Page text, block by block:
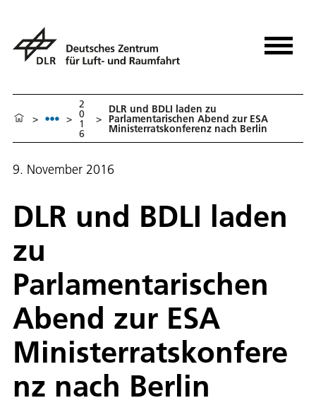
> >
2
0
1
6
>
DLR und BDLI laden zu
Parlamentarischen Abend zur ESA
Ministerratskonferenz nach Berlin
9. November 2016
DLR und BDLI laden
zu
Parlamentarischen
Abend zur ESA
Ministerratskonfere
nz nach Berlin